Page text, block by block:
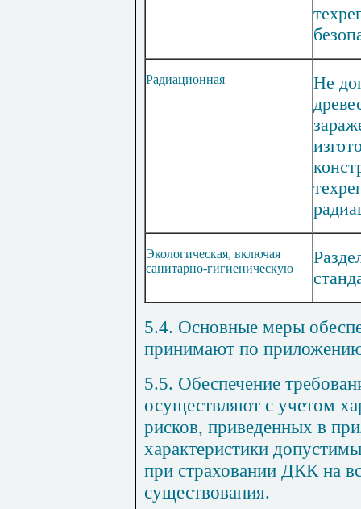
Радиационная
Не
Экологическая, включая
санитарно-гигиеническую
5.4. Основные меры
принимают по
5.5. Обеспечение
осуществляют с учетом
рисков, приведенных в
характеристики
при страховании ДКК на
существования.